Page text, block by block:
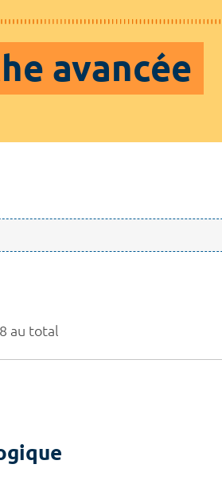
avancée
au total